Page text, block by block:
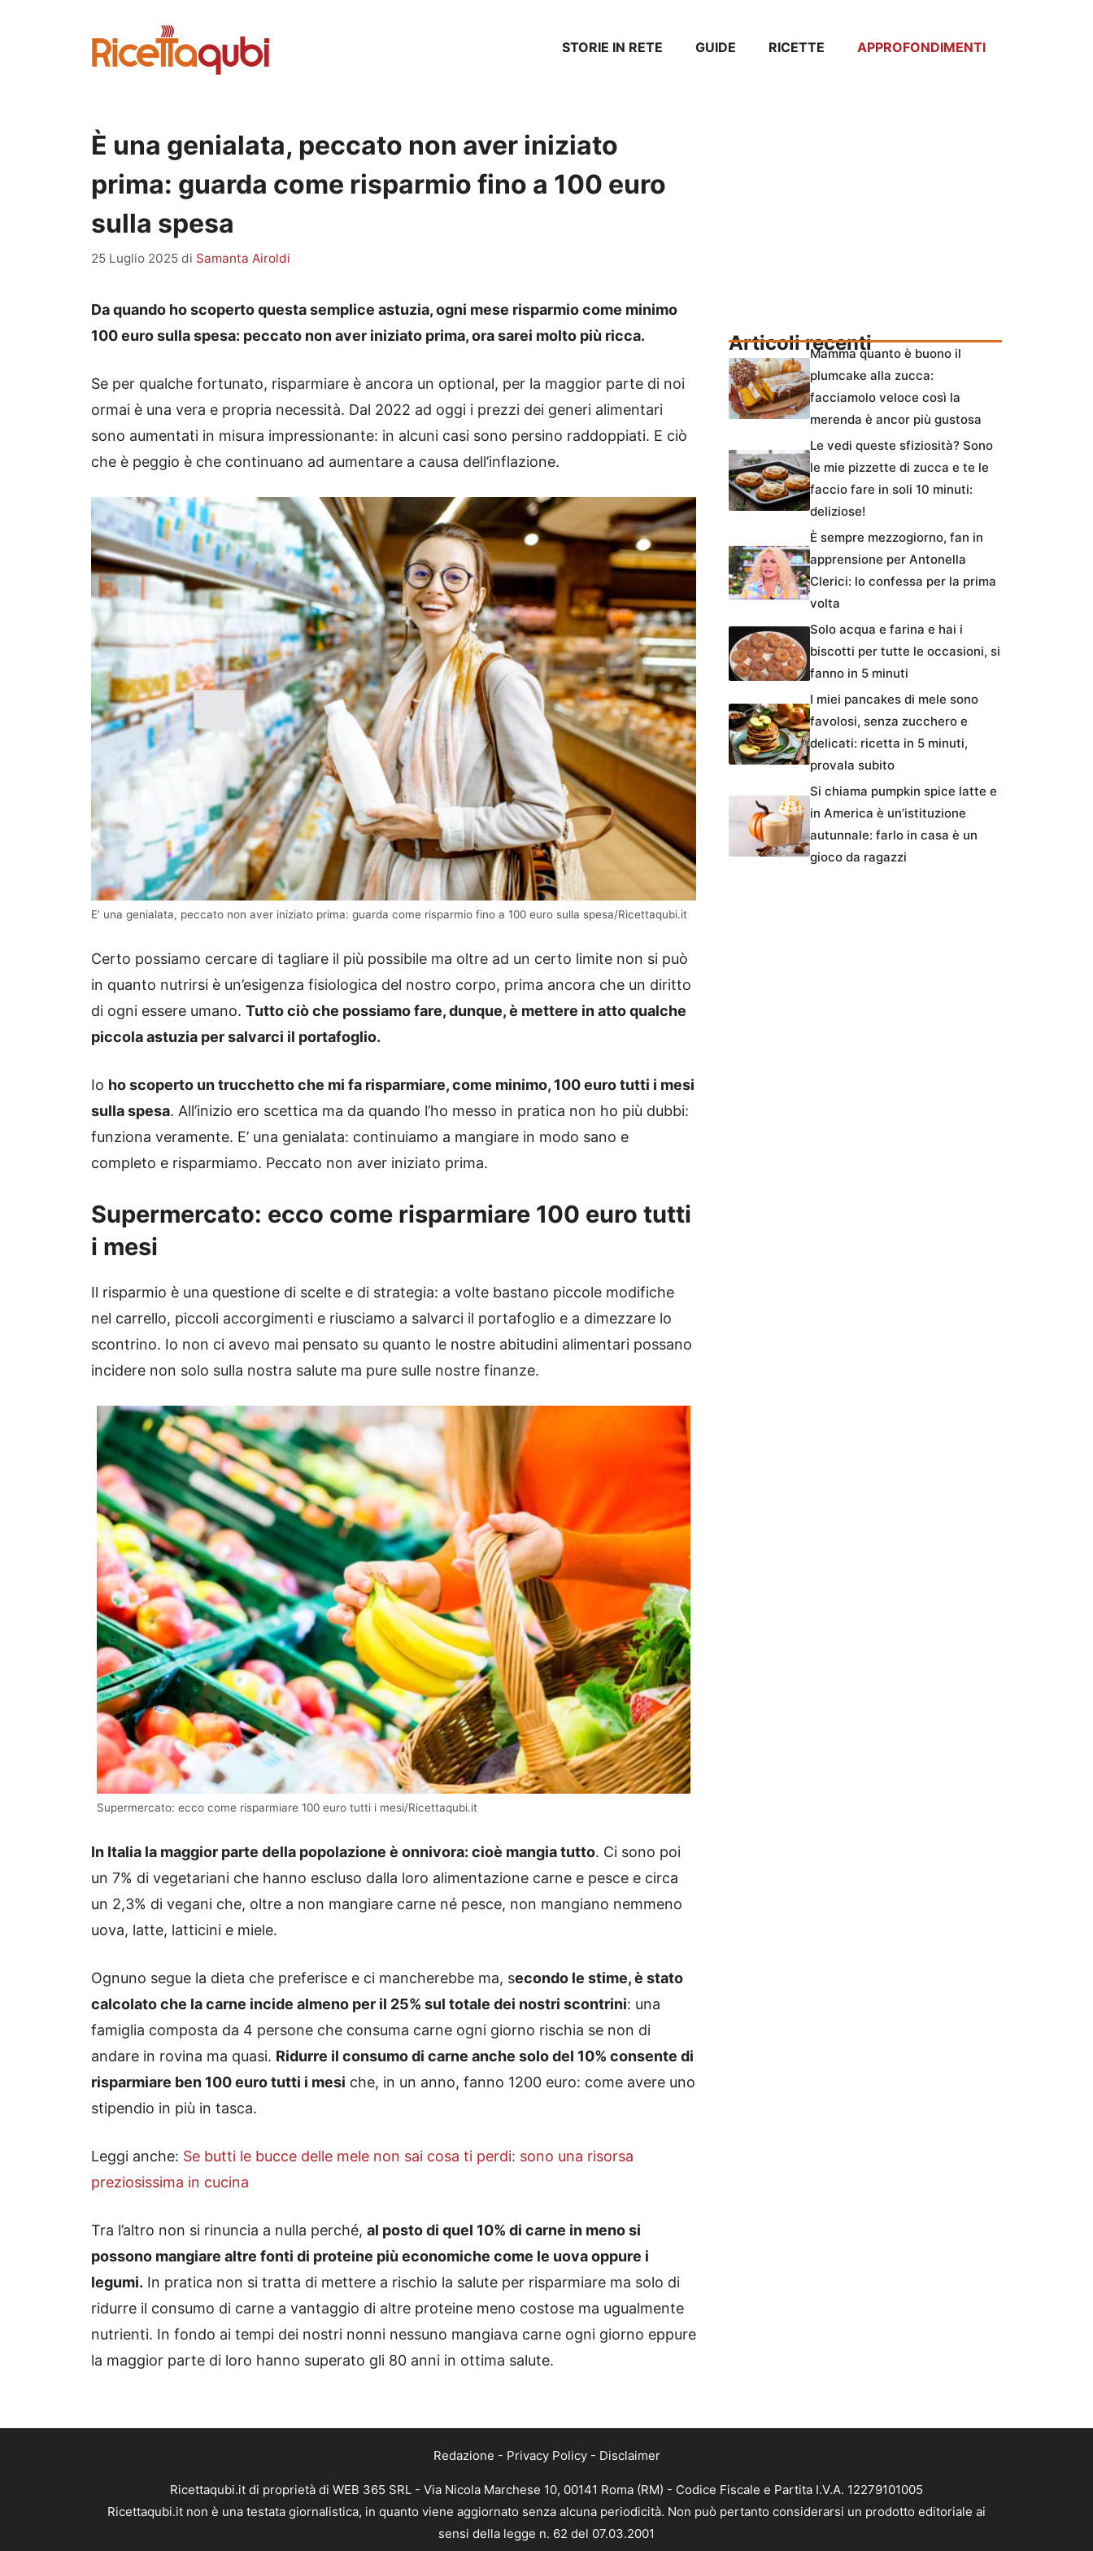
STORIE IN RETE GUIDE RICETTE APPROFONDIMENTI
È una genialata, peccato non aver iniziato
prima: guarda come risparmio fino a 100 euro
sulla spesa
25 Luglio 2025 di Samanta Airoldi
Da quando ho scoperto questa semplice astuzia, ogni mese risparmio come minimo
100 euro sulla spesa: peccato non aver iniziato prima, ora sarei molto più ricca.
Se per qualche fortunato, risparmiare è ancora un optional, per la maggior parte di noi
ormai è una vera e propria necessità. Dal 2022 ad oggi i prezzi dei generi alimentari
sono aumentati in misura impressionante: in alcuni casi sono persino raddoppiati. E ciò
che è peggio è che continuano ad aumentare a causa dell’inflazione.
E’ una genialata, peccato non aver iniziato prima: guarda come risparmio fino a 100 euro sulla spesa/Ricettaqubi.it
Certo possiamo cercare di tagliare il più possibile ma oltre ad un certo limite non si può
in quanto nutrirsi è un’esigenza fisiologica del nostro corpo, prima ancora che un diritto
di ogni essere umano. Tutto ciò che possiamo fare, dunque, è mettere in atto qualche
piccola astuzia per salvarci il portafoglio.
Io ho scoperto un trucchetto che mi fa risparmiare, come minimo, 100 euro tutti i mesi
sulla spesa. All’inizio ero scettica ma da quando l’ho messo in pratica non ho più dubbi:
funziona veramente. E’ una genialata: continuiamo a mangiare in modo sano e
completo e risparmiamo. Peccato non aver iniziato prima.
Supermercato: ecco come risparmiare 100 euro tutti
i mesi
Il risparmio è una questione di scelte e di strategia: a volte bastano piccole modifiche
nel carrello, piccoli accorgimenti e riusciamo a salvarci il portafoglio e a dimezzare lo
scontrino. Io non ci avevo mai pensato su quanto le nostre abitudini alimentari possano
incidere non solo sulla nostra salute ma pure sulle nostre finanze.
Supermercato: ecco come risparmiare 100 euro tutti i mesi/Ricettaqubi.it
In Italia la maggior parte della popolazione è onnivora: cioè mangia tutto. Ci sono poi
un 7% di vegetariani che hanno escluso dalla loro alimentazione carne e pesce e circa
un 2,3% di vegani che, oltre a non mangiare carne né pesce, non mangiano nemmeno
uova, latte, latticini e miele.
Ognuno segue la dieta che preferisce e ci mancherebbe ma, secondo le stime, è stato
calcolato che la carne incide almeno per il 25% sul totale dei nostri scontrini: una
famiglia composta da 4 persone che consuma carne ogni giorno rischia se non di
andare in rovina ma quasi. Ridurre il consumo di carne anche solo del 10% consente di
risparmiare ben 100 euro tutti i mesi che, in un anno, fanno 1200 euro: come avere uno
stipendio in più in tasca.
Leggi anche: Se butti le bucce delle mele non sai cosa ti perdi: sono una risorsa
preziosissima in cucina
Tra l’altro non si rinuncia a nulla perché, al posto di quel 10% di carne in meno si
possono mangiare altre fonti di proteine più economiche come le uova oppure i
legumi. In pratica non si tratta di mettere a rischio la salute per risparmiare ma solo di
ridurre il consumo di carne a vantaggio di altre proteine meno costose ma ugualmente
nutrienti. In fondo ai tempi dei nostri nonni nessuno mangiava carne ogni giorno eppure
la maggior parte di loro hanno superato gli 80 anni in ottima salute.
Articoli recentiMamma quanto è buono il
plumcake alla zucca:
facciamolo veloce così la
merenda è ancor più gustosa
Le vedi queste sfiziosità? Sono
le mie pizzette di zucca e te le
faccio fare in soli 10 minuti:
deliziose!
È sempre mezzogiorno, fan in
apprensione per Antonella
Clerici: lo confessa per la prima
volta
Solo acqua e farina e hai i
biscotti per tutte le occasioni, si
fanno in 5 minuti
I miei pancakes di mele sono
favolosi, senza zucchero e
delicati: ricetta in 5 minuti,
provala subito
Si chiama pumpkin spice latte e
in America è un’istituzione
autunnale: farlo in casa è un
gioco da ragazzi
Redazione - Privacy Policy- Disclaimer
Ricettaqubi.it di proprietà di WEB 365 SRL - Via Nicola Marchese 10, 00141 Roma (RM) - Codice Fiscale e Partita I.V.A. 12279101005
Ricettaqubi.it non è una testata giornalistica, in quanto viene aggiornato senza alcuna periodicità. Non può pertanto considerarsi un prodotto editoriale ai
sensi della legge n. 62 del 07.03.2001